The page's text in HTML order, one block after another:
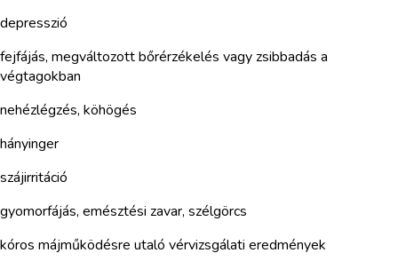
depresszió
fejfájás, megváltozott bőrérzékelés vagy zsibbadás a
végtagokban
nehézlégzés, köhögés
hányinger
szájirritáció
gyomorfájás, emésztési zavar, szélgörcs
kóros májműködésre utaló vérvizsgálati eredmények